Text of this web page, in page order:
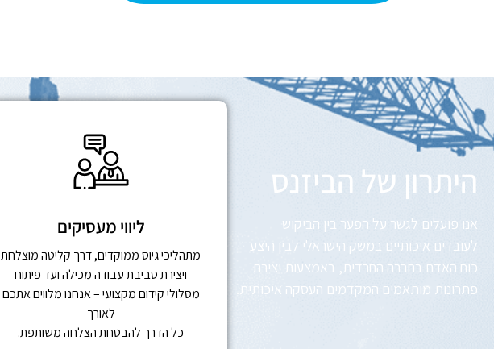
היתרון של הביזנס
אנו פועלים לגשר על הפער בין הביקוש
לעובדים איכותיים במשק הישראלי לבין היצע
כוח האדם בחברה החרדית, באמצעות יצירת
פתרונות מותאמים המקדמים העסקה איכותית.
ליווי מעסיקים
מתהליכי גיוס ממוקדים, דרך קליטה מוצלחת
ויצירת סביבת עבודה מכילה ועד פיתוח
מסלולי קידום מקצועי – אנחנו מלווים אתכם
לאורך
כל הדרך להבטחת הצלחה משותפת.